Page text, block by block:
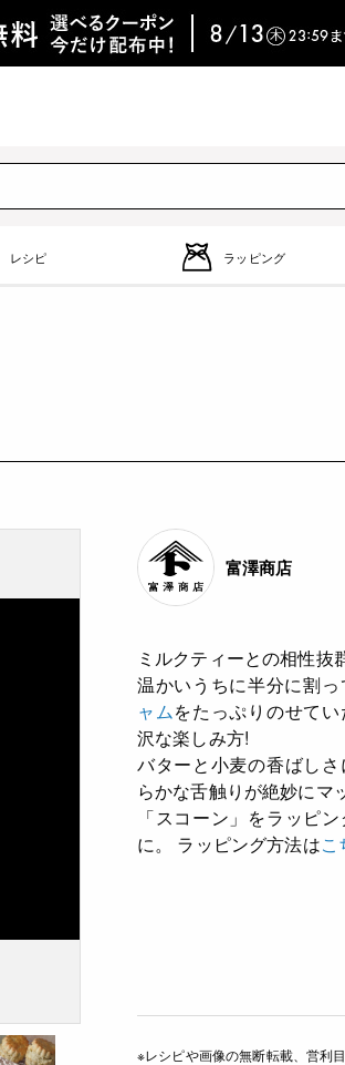
レシピ ラッピング
富澤商店
ミルクティーとの相性抜
温かいうちに半分に割っ
ャムをたっぷりのせて
沢な楽しみ方!
バターと小麦の香ばし
らかな舌触りが絶妙にマ
「スコーン」をラッピ
に。 ラッピング方法はこ
※レシピや画像の無断転載、営利